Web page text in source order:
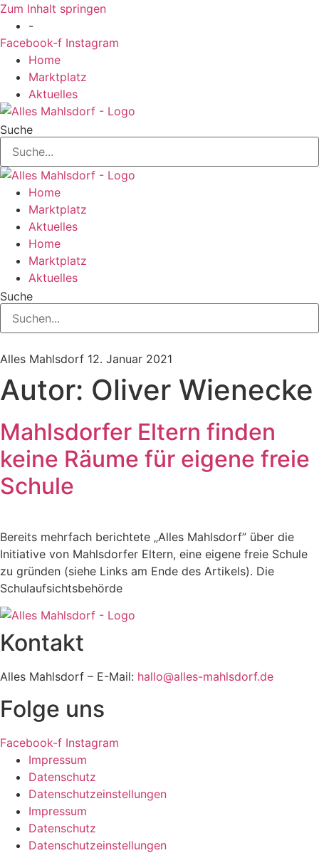
Zum Inhalt springen
-
Facebook-f Instagram
Home
Marktplatz
Aktuelles
Suche
Home
Marktplatz
Aktuelles
Home
Marktplatz
Aktuelles
Suche
Alles Mahlsdorf 12. Januar 2021
Autor: Oliver Wienecke
Mahlsdorfer Eltern finden
keine Räume für eigene freie
Schule
Bereits mehrfach berichtete „Alles Mahlsdorf” über die
Initiative von Mahlsdorfer Eltern, eine eigene freie Schule
zu gründen (siehe Links am Ende des Artikels). Die
Schulaufsichtsbehörde
Kontakt
Alles Mahlsdorf – E-Mail: hallo@alles-mahlsdorf.de
Folge uns
Facebook-f Instagram
Impressum
Datenschutz
Datenschutzeinstellungen
Impressum
Datenschutz
Datenschutzeinstellungen